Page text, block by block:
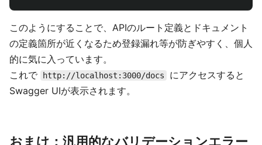
このようにすることで、APIのルート定義とドキュメント
の定義箇所が近くなるため登録漏れ等が防ぎやすく、個人
的に気に入っています。
これで
http://localhost:3000/docs
にアクセスすると
Swagger UIが表示されます。
おまけ：汎用的なバリデーションエラー